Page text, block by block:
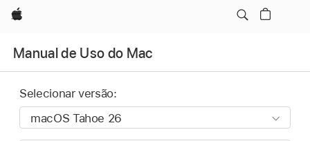
Apple
Manual de Uso do Mac
Selecionar versão: